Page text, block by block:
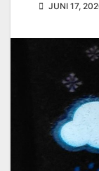
JUNI 17,